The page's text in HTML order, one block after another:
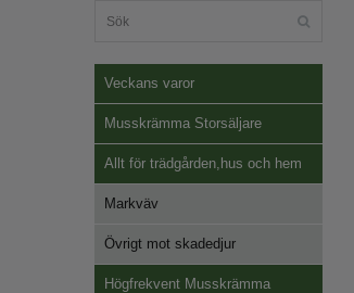
Veckans varor
Musskrämma Storsäljare
Allt för trädgården,hus och hem
Markväv
Övrigt mot skadedjur
Högfrekvent Musskrämma